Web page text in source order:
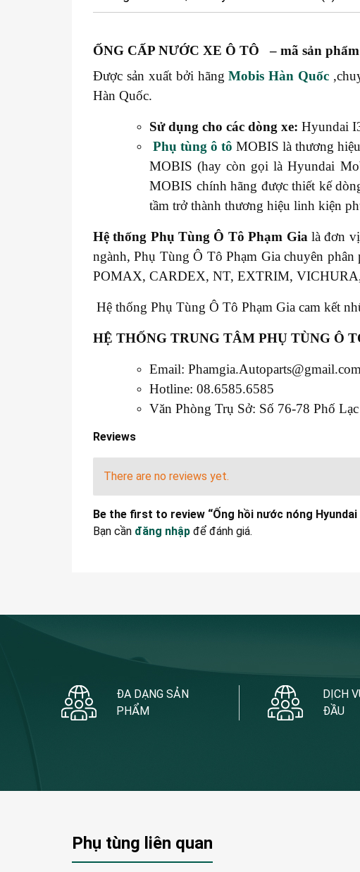
ỐNG CẤP NƯỚC XE Ô TÔ – mã sản phẩm
Được sản xuất bởi hãngMobis Hàn Quốc
Hàn Quốc.
Sử dụng cho các dòng xe: Hyundai
Phụ tùng ô tô MOBIS là thương
MOBIS (hay còn gọi là Hyundai
MOBIS chính hãng được thiết kế
tầm trở thành thương hiệu linh kiện
Hệ thống Phụ Tùng Ô Tô Phạm Gia là đơn
ngành, Phụ Tùng Ô Tô Phạm Gia chuyên
POMAX, CARDEX, NT, EXTRIM,
Hệ thống Phụ Tùng Ô Tô Phạm Gia cam kết
HỆ THỐNG TRUNG TÂM PHỤ TÙNG Ô
Email: Phamgia.Autoparts@gmail.com
Hotline: 08.6585.6585
Văn Phòng Trụ Sở: Số 76-78 Phố
Reviews
There are no reviews yet.
Be the first to review “Ống hồi nước nóng Hyundai
Bạn cần đăng nhập để đánh giá.
ĐA DẠNG SẢN
PHẨM
DỊCH
ĐẦU
Phụ tùng liên quan